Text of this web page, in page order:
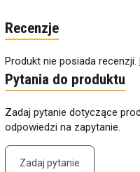
Recenzje
Produkt nie posiada recenzji.
Pytania do produktu
Zadaj pytanie dotyczące
odpowiedzi na zapytanie.
Zadaj pytanie